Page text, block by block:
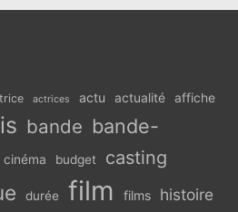
actrices actu actualité affiche
bande bande-
cinéma budget casting
durée film films histoire